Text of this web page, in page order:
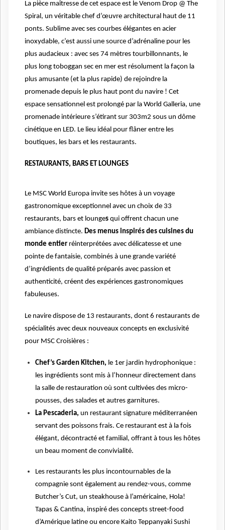
La pièce maîtresse de cet espace est le Venom Drop @ The
Spiral, un véritable chef d’œuvre architectural haut de 11
ponts. Sublime avec ses courbes élégantes en acier
inoxydable, c’est aussi une source d’adrénaline pour les
plus audacieux : avec ses 74 mètres tourbillonnants, le
plus long toboggan sec en mer est résolument la façon la
plus amusante (et la plus rapide) de rejoindre la
promenade depuis le plus haut pont du navire ! Cet
espace sensationnel est prolongé par la World Galleria, une
promenade intérieure s’étirant sur 303m2 sous un dôme
cinétique en LED. Le lieu idéal pour flâner entre les
boutiques, les bars et les restaurants.
RESTAURANTS, BARS ET LOUNGES
Le MSC World Europa invite ses hôtes à un voyage
gastronomique exceptionnel avec un choix de 33
restaurants, bars et lounges qui offrent chacun une
ambiance distincte. Des menus inspirés des cuisines du
monde entier réinterprétées avec délicatesse et une
pointe de fantaisie, combinés à une grande variété
d’ingrédients de qualité préparés avec passion et
authenticité, créent des expériences gastronomiques
fabuleuses.
Le navire dispose de 13 restaurants, dont 6 restaurants de
spécialités avec deux nouveaux concepts en exclusivité
pour MSC Croisières :
Chef’s Garden Kitchen, le 1er jardin hydrophonique :
les ingrédients sont mis à l’honneur directement dans
la salle de restauration où sont cultivées des micro-
pousses, des salades et autres garnitures.
La Pescaderia, un restaurant signature méditerranéen
servant des poissons frais. Ce restaurant est à la fois
élégant, décontracté et familial, offrant à tous les hôtes
un beau moment de convivialité.
Les restaurants les plus incontournables de la
compagnie sont également au rendez-vous, comme
Butcher’s Cut, un steakhouse à l’américaine, Hola!
Tapas & Cantina, inspiré des concepts street-food
d’Amérique latine ou encore Kaito Teppanyaki Sushi